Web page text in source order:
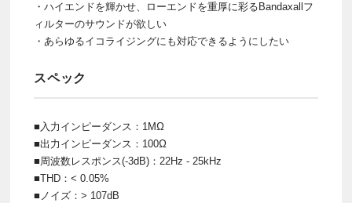
・ハイエンドを輝かせ、ローエンドを重厚に彩るBandaxallフ
ィルターのサウンドが欲しい
・あらゆるイコライジングにも対応できるようにしたい
スペック
■入力インピーダンス：1MΩ
■出力インピーダンス：100Ω
■周波数レスポンス(-3dB)：22Hz - 25kHz
■THD：< 0.05%
■ノイズ：> 107dB